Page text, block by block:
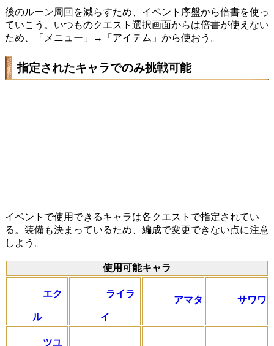
後のルーン周回を減らすため、イベント序盤から倍書を使っ
ていこう。いつものクエスト選択画面からは倍書が使えない
ため、「メニュー」→「アイテム」から使おう。
指定されたキャラでのみ挑戦可能
イベントで使用できるキャラは各クエストで指定されてい
る。装備も決まっているため、編成で変更できない点に注意
しよう。
使用可能キャラ
エク
ル
ライラ
イ
アマタ サワワ
ツユ